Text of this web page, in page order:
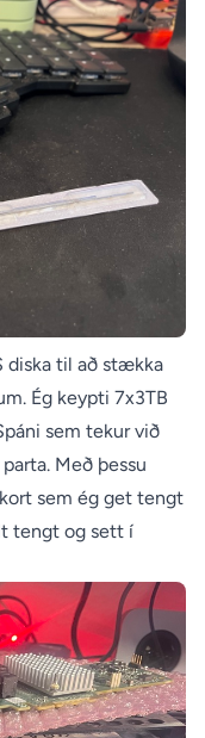
diska til að stækka
Ég keypti 7x3TB
sem tekur við
Með þessu
sem ég get tengt
tengt og sett í